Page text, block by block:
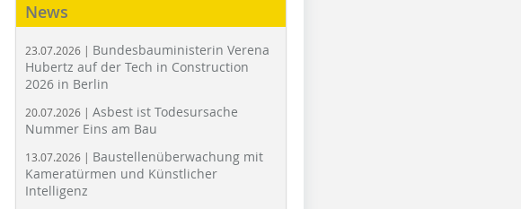
News
23.07.2026 | Bundesbauministerin Verena
Hubertz auf der Tech in Construction
2026 in Berlin
20.07.2026 | Asbest ist Todesursache
Nummer Eins am Bau
13.07.2026 | Baustellenüberwachung mit
Kameratürmen und Künstlicher
Intelligenz